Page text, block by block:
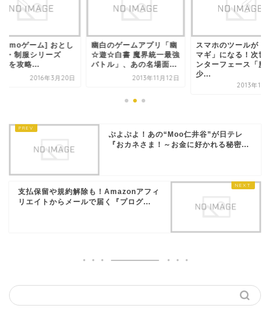
ゲーム] おとし
・制服シリーズ
を攻略...
2016年3月20日
幽白のゲームアプリ「幽
☆遊☆白書 魔界統一最強
バトル」、あの名場面...
2013年11月12日
スマホのツールが「
マギ」になる！次世
ンターフェース「魔
少...
2013年10
ぷよぷよ！あの“Moo仁井谷”が日テレ
『おカネさま！～お金に好かれる秘密...
支払保留や規約解除も！Amazonアフィ
リエイトからメールで届く『プログ...